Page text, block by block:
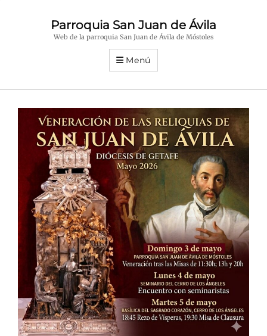
Parroquia San Juan de Ávila
Web de la parroquia San Juan de Ávila de Móstoles
Menú